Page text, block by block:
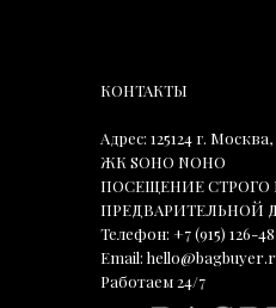
КОНТАКТЫ
Адрес: 125124 г.
ЖК SOHO NOHO
ПОСЕЩЕНИЕ СТРОГО
ПРЕДВАРИТЕЛЬНОЙ
Телефон: +7 (915) 126-
Email:
Работаем 24/7